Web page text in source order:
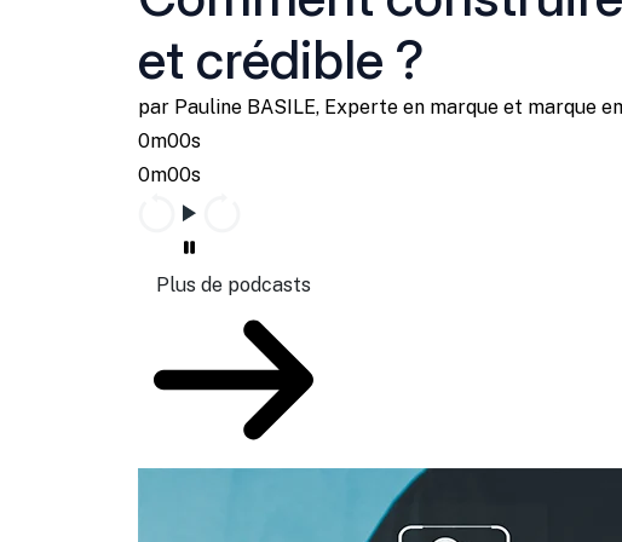
et crédible ?
par Pauline BASILE, Experte en marque et marque
0m00s
0m00s
Plus de podcasts